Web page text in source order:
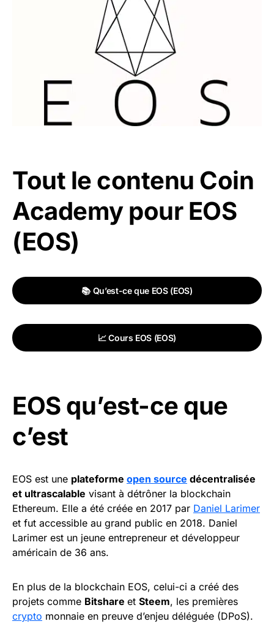
Tout le contenu Coin
Academy pour EOS
(EOS)
📚 Qu’est-ce que EOS (EOS)
📈 Cours EOS (EOS)
EOS qu’est-ce que
c’est
EOS est une plateforme open source décentralisée
et ultrascalable visant à détrôner la blockchain
Ethereum. Elle a été créée en 2017 par Daniel Larimer
et fut accessible au grand public en 2018. Daniel
Larimer est un jeune entrepreneur et développeur
américain de 36 ans.
En plus de la blockchain EOS, celui-ci a créé des
projets comme Bitshare et Steem, les premières
crypto monnaie en preuve d’enjeu déléguée (DPoS).